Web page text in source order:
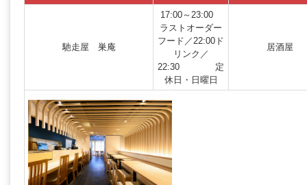
馳走屋 巣庵
17:00～23:00
ラストオーダー
フード／22:00ド
リンク／
22:30 定
休日・日曜日
居酒屋